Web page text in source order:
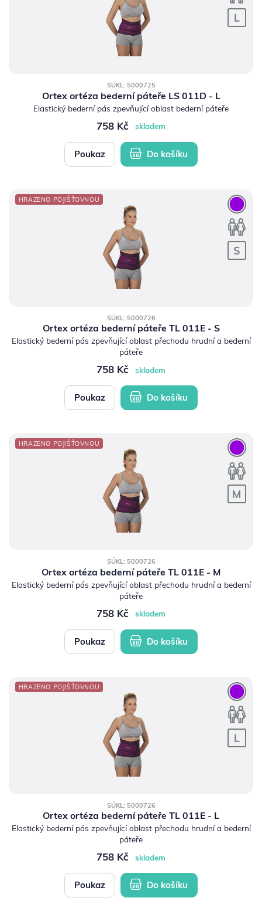
SÚKL: 5000725
Ortex ortéza bederní páteře LS 011D - L
Elastický bederní pás zpevňující oblast bederní páteře
758 Kč skladem
Poukaz Do košíku
HRAZENO POJIŠŤOVNOU
SÚKL: 5000726
Ortex ortéza bederní páteře TL 011E - S
Elastický bederní pás zpevňující oblast přechodu hrudní a bederní
páteře
758 Kč skladem
Poukaz Do košíku
HRAZENO POJIŠŤOVNOU
SÚKL: 5000726
Ortex ortéza bederní páteře TL 011E - M
Elastický bederní pás zpevňující oblast přechodu hrudní a bederní
páteře
758 Kč skladem
Poukaz Do košíku
HRAZENO POJIŠŤOVNOU
SÚKL: 5000726
Ortex ortéza bederní páteře TL 011E - L
Elastický bederní pás zpevňující oblast přechodu hrudní a bederní
páteře
758 Kč skladem
Poukaz Do košíku